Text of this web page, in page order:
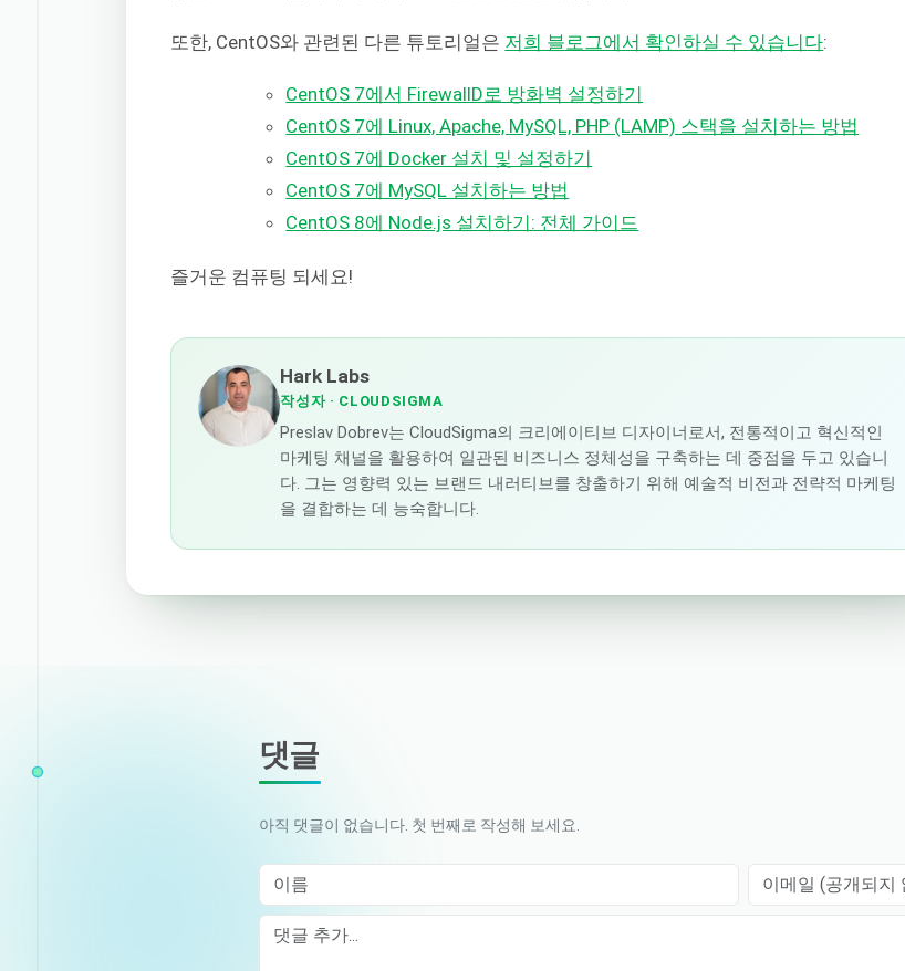
또한, CentOS와 관련된 다른 튜토리얼은 저희 블로그에서 확인하실 수 있습니다:
CentOS 7에서 FirewallD로 방화벽 설정하기
CentOS 7에 Linux, Apache, MySQL, PHP (LAMP) 스택을 설치하는 방법
CentOS 7에 Docker 설치 및 설정하기
CentOS 7에 MySQL 설치하는 방법
CentOS 8에 Node.js 설치하기: 전체 가이드
즐거운 컴퓨팅 되세요!
Hark Labs
작성자· CLOUDSIGMA
Preslav Dobrev는 CloudSigma의 크리에이티브 디자이너로서, 전통적이고 혁신적인
마케팅 채널을 활용하여 일관된 비즈니스 정체성을 구축하는 데 중점을 두고 있습니
다. 그는 영향력 있는 브랜드 내러티브를 창출하기 위해 예술적 비전과 전략적 마케팅
을 결합하는 데 능숙합니다.
댓글
아직 댓글이 없습니다. 첫 번째로 작성해 보세요.
이름 이메일 (공개되지 않음)
Comment